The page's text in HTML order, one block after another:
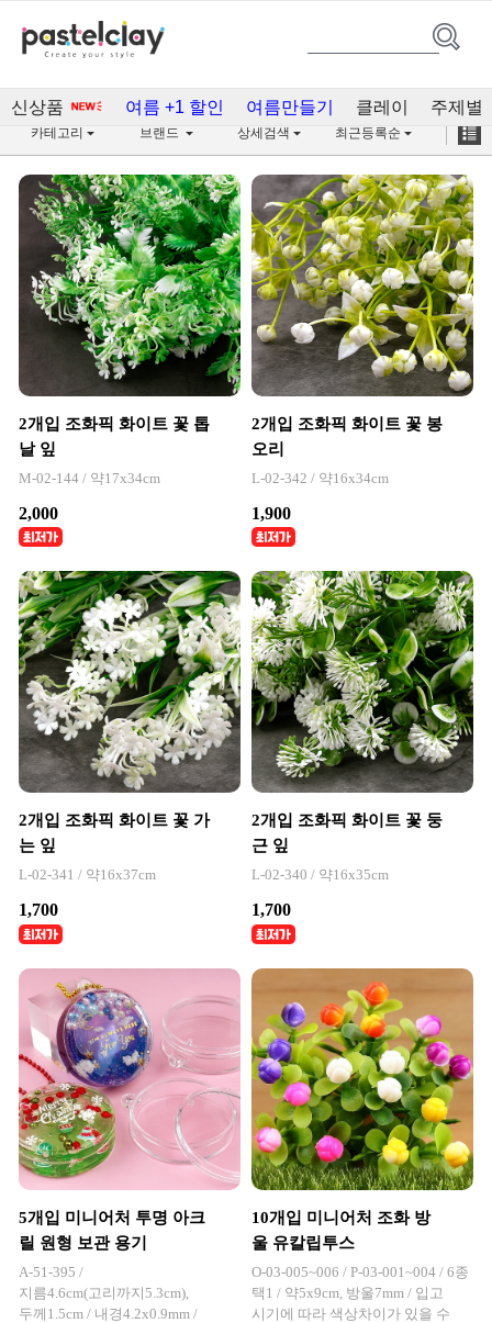
신상품 여름 +1 할인 여름만들기 클레이 주제별
하바리움 공예(220)
카테고리 브랜드 상세검색 최근등록순
2개입 조화픽 화이트 꽃 톱
날 잎
M-02-144 / 약17x34cm
2,000
2개입 조화픽 화이트 꽃 봉
오리
L-02-342 / 약16x34cm
1,900
2개입 조화픽 화이트 꽃 가
는 잎
L-02-341 / 약16x37cm
1,700
2개입 조화픽 화이트 꽃 둥
근 잎
L-02-340 / 약16x35cm
1,700
5개입 미니어처 투명 아크
릴 원형 보관 용기
A-51-395 /
지름4.6cm(고리까지5.3cm),
두께1.5cm / 내경4.2x0.9mm /
10개입 미니어처 조화 방
울 유칼립투스
O-03-005~006 / P-03-001~004 / 6종
택1 / 약5x9cm, 방울7mm / 입고
시기에 따라 색상차이가 있을 수